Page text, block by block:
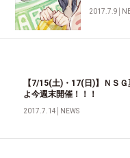
2017.7.9
【7/15(土)・17(日)】ＮＳ
よ今週末開催！！！
2017.7.14 NEWS